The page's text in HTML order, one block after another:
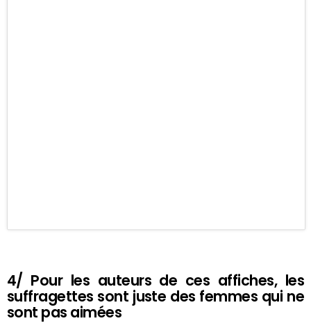
4/ Pour les auteurs de ces affiches, les
suffragettes sont juste des femmes qui ne
sont pas aimées